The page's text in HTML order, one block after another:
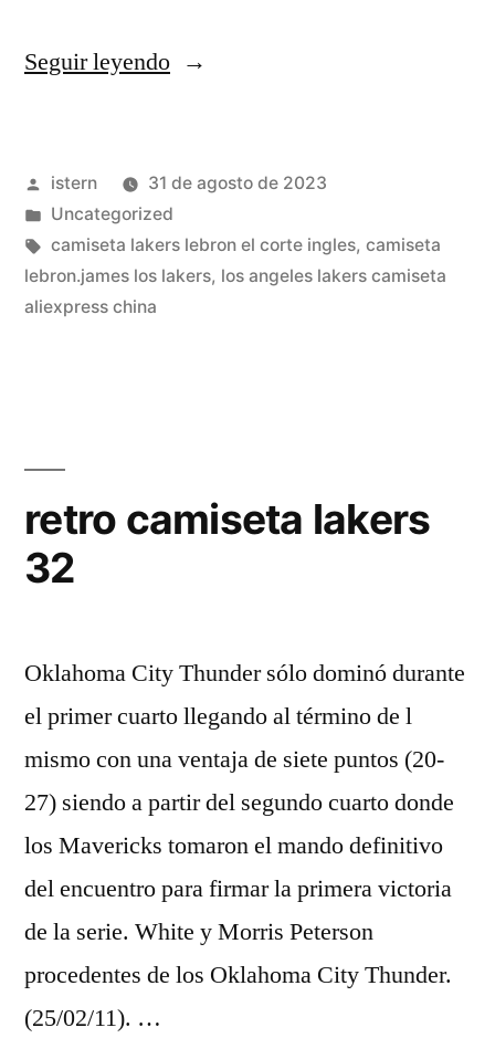
Seguir leyendo«corteingles
Publicado
por
istern
31 de agosto de 2023
Publicado
en
Uncategorized
Etiquetas:
camiseta lakers lebron el corte ingles, camiseta
lebron.james los lakers, los angeles lakers camiseta
aliexpress china
retro camiseta lakers
32
Oklahoma City Thunder sólo dominó durante
el primer cuarto llegando al término de l
mismo con una ventaja de siete puntos (20-
27) siendo a partir del segundo cuarto donde
los Mavericks tomaron el mando definitivo
del encuentro para firmar la primera victoria
de la serie. White y Morris Peterson
procedentes de los Oklahoma City Thunder.
(25/02/11). …